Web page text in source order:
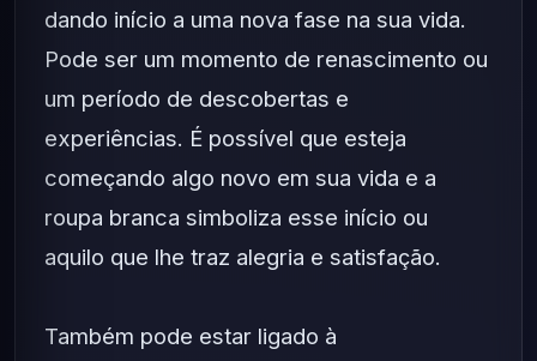
dando início a uma nova fase na sua vida.
Pode ser um momento de renascimento ou
um período de descobertas e
experiências. É possível que esteja
começando algo novo em sua vida e a
roupa branca simboliza esse início ou
aquilo que lhe traz alegria e satisfação.
Também pode estar ligado à